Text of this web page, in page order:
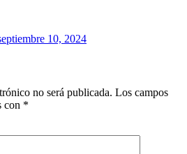
10, 2024
no será publicada. Los campos
con *